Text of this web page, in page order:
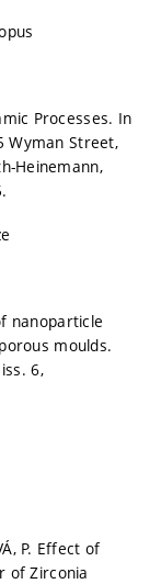
Processes. In
Wyman Street,
Heinemann,
nanoparticle
moulds.
6,
P. Effect of
of Zirconia